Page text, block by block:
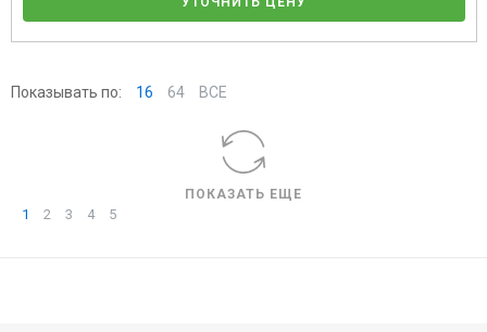
Показывать по: 16 64 ВСЕ
ПОКАЗАТЬ ЕЩЕ
1 2 3 4 5